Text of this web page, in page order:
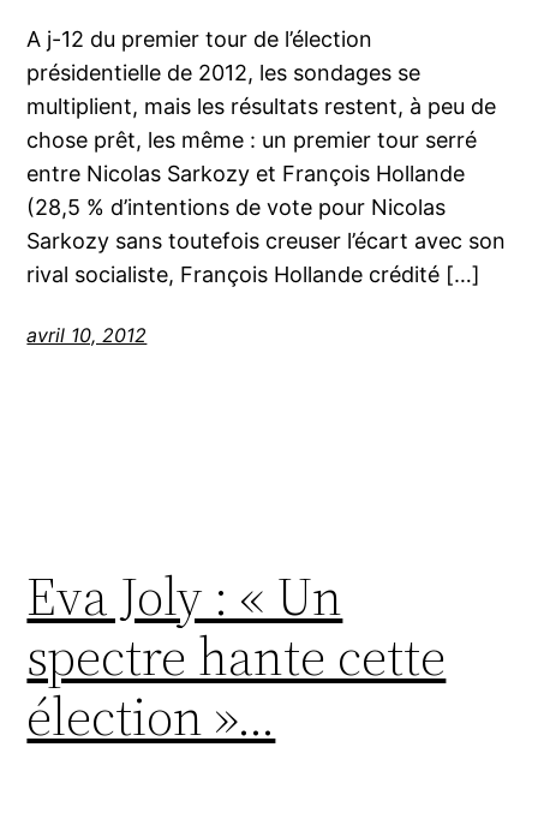
A j-12 du premier tour de l’élection
présidentielle de 2012, les sondages se
multiplient, mais les résultats restent, à peu de
chose prêt, les même : un premier tour serré
entre Nicolas Sarkozy et François Hollande
(28,5 % d’intentions de vote pour Nicolas
Sarkozy sans toutefois creuser l’écart avec son
rival socialiste, François Hollande crédité […]
avril 10, 2012
Eva Joly : « Un
spectre hante cette
élection »…